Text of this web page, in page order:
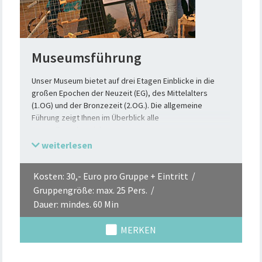
Museumsführung
Unser Museum bietet auf drei Etagen Einblicke in die
großen Epochen der Neuzeit (EG), des Mittelalters
(1.OG) und der Bronzezeit (2.OG.). Die allgemeine
Führung zeigt Ihnen im Überblick alle
Im Erdgeschoß befindet sich die Präsentation des
Zeughauses. Die Linie beginnt mit der Vorgeschichte des
Hauses - dem Dreißigjährigen Krieg (Grimmelshausen,
Sage des Sprengepiels) – und führt über die
Zitadellengeschichte (Christoph Bernhard von Galen,
Baron von Münchhausen) mit den
Ausgrabungsergebnissen der Zitadellengrabung zum
historischen Strafvollzug. Zentrum ist hier das
weiterlesen
Kosten: 30,- Euro pro Gruppe + Eintritt
Gruppengröße: max. 25 Pers.
Dauer: mindes. 60 Min
MERKEN